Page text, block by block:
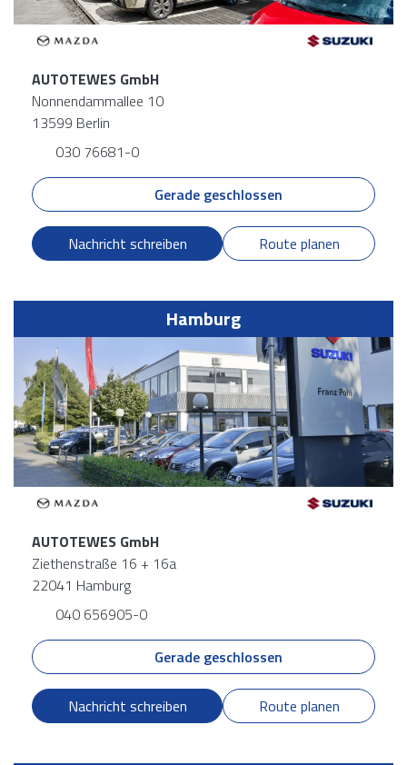
AUTOTEWES GmbH
Nonnendammallee 10
13599 Berlin
030 76681-0
Gerade geschlossen
Nachricht schreiben Route planen
Hamburg
AUTOTEWES GmbH
Ziethenstraße 16 + 16a
22041 Hamburg
040 656905-0
Gerade geschlossen
Nachricht schreiben Route planen